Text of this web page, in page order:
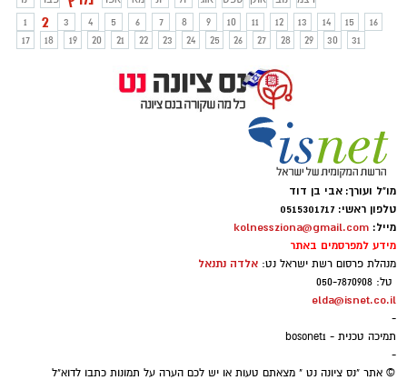
החל מיום ראשון הקרוב. הלימודים יתקיימו
בישובים הירוקים, הצהובים והכתומים
שהוחרגו ללמידה. ביישובים האדומים
והכתומים הלימודים יתקיימו עד לשעה 14:00
1
2 3 4 5 6 7 8 9 10 11 12 13 14 15
16
17
18 19 20 21 22 23 24 25 26 27 28 29 30 31
מו"ל ועורך: אבי בן דוד
טלפון ראשי: 0515301717
מייל: kolnessziona@gmail.com
מידע למפרסמים באתר
מנהלת פרסום רשת ישראל נט: אלדה נתנאל
טל: 050-7870908
elda@isnet.co.il
-
תמיכה טכנית - bosonet1
-
© אתר "נס ציונה נט " מצאתם טעות או יש לכם הערה על תמונות כתבו לדוא"ל